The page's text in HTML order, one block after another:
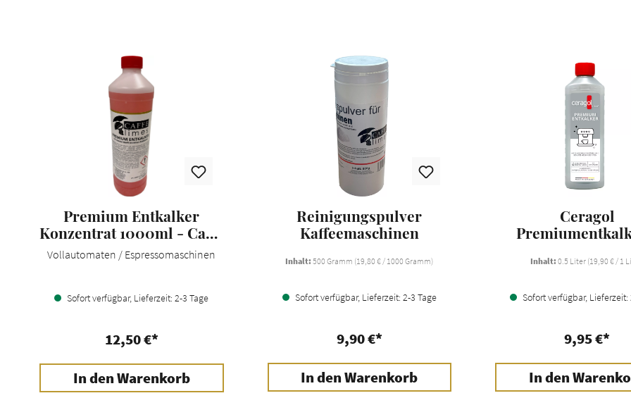
Premium Entkalker
Konzentrat 1000ml - Caffe
Limes
Vollautomaten / Espressomaschinen
Sofort verfügbar, Lieferzeit: 2-3 Tage
12,50 €*
In den Warenkorb
Reinigungspulver
Kaffeemaschinen
Inhalt:500 Gramm (19,80 € / 1000 Gramm)
Sofort verfügbar, Lieferzeit: 2-3 Tage
9,90 €*
In den Warenkorb
Ceragol
Inhalt:0.5 Liter (19,90 € / 1
Sofort verfügbar, Lieferzeit:
9,95 €*
In den